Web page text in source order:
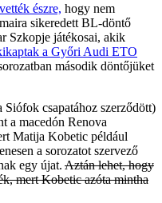
észre, hogy nem
sikeredett BL-döntő
Szkopje játékosai, akik
a Győri Audi ETO
második döntőjüket
csapatához szerződött)
a macedón Renova
Matija Kobetic például
a sorozatot szervező
egy újat. Aztán lehet, hogy
mert Kobetic azóta mintha